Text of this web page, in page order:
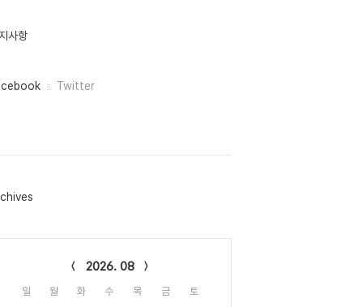
사항
Twitter
2026. 08
일 월 화 수 목 금 토